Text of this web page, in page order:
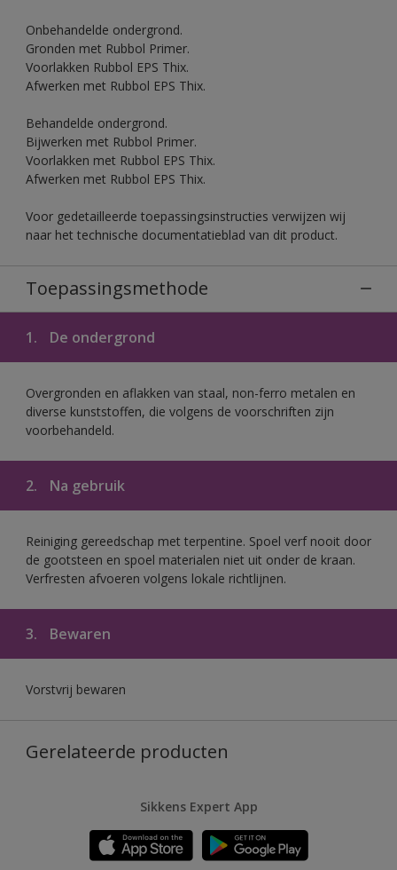
Onbehandelde ondergrond.
Gronden met Rubbol Primer.
Voorlakken Rubbol EPS Thix.
Afwerken met Rubbol EPS Thix.
Behandelde ondergrond.
Bijwerken met Rubbol Primer.
Voorlakken met Rubbol EPS Thix.
Afwerken met Rubbol EPS Thix.
Voor gedetailleerde toepassingsinstructies verwijzen wij
naar het technische documentatieblad van dit product.
Toepassingsmethode
1. De ondergrond
Overgronden en aflakken van staal, non-ferro metalen en
diverse kunststoffen, die volgens de voorschriften zijn
voorbehandeld.
2. Na gebruik
Reiniging gereedschap met terpentine. Spoel verf nooit door
de gootsteen en spoel materialen niet uit onder de kraan.
Verfresten afvoeren volgens lokale richtlijnen.
3. Bewaren
Vorstvrij bewaren
Gerelateerde producten
Sikkens Expert App